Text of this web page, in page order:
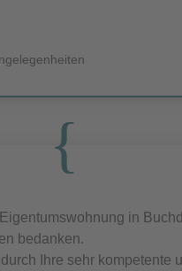
in
bedanken.
Ihre sehr kompetente